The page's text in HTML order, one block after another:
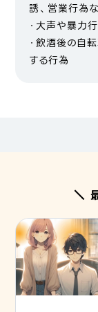
誘、営業行為な
・大声や暴力
・飲酒後の自
する行為
＼